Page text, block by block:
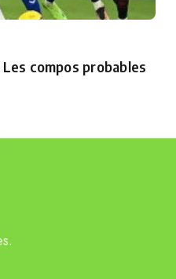
compos probables